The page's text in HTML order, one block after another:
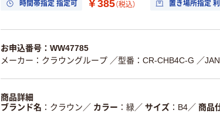
時間帯指定 指定可 ￥385（税込） 置き場所指定
お申込番号：WW47785
メーカー：クラウングループ ／型番：CR-CHB4C-G ／
商品詳細
ブランド名
クラウン ／ カラー 緑／ サイズ B4／ 商品